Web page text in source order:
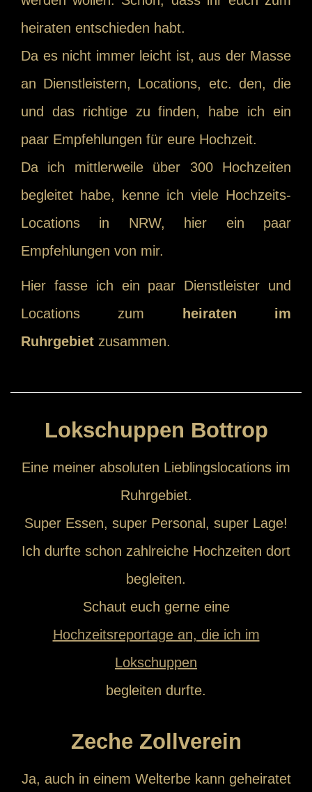
heiraten entschieden habt.
Da es nicht immer leicht ist, aus der Masse
an Dienstleistern, Locations, etc. den, die
und das richtige zu finden, habe ich ein
paar Empfehlungen für eure Hochzeit.
Da ich mittlerweile über 300 Hochzeiten
begleitet habe, kenne ich viele Hochzeits-
Locations in NRW, hier ein paar
Empfehlungen von mir.
Hier fasse ich ein paar Dienstleister und
Locations zum
heiraten im
Ruhrgebiet zusammen.
Lokschuppen Bottrop
Eine meiner absoluten Lieblingslocations im
Ruhrgebiet.
Super Essen, super Personal, super Lage!
Ich durfte schon zahlreiche Hochzeiten dort
begleiten.
Schaut euch gerne eine
Hochzeitsreportage an, die ich im
Lokschuppen
begleiten durfte.
Zeche Zollverein
Ja, auch in einem Welterbe kann geheiratet